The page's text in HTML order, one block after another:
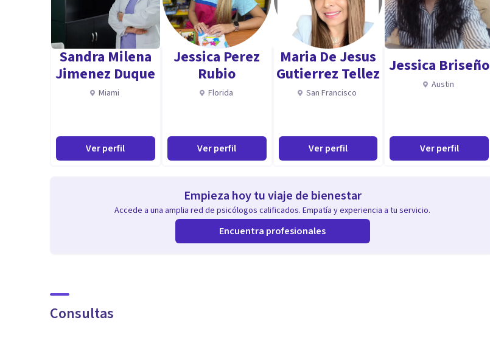
Sandra Milena
Jimenez Duque
Miami
Ver perfil
Jessica Perez
Rubio
Florida
Ver perfil
Maria De Jesus
Gutierrez Tellez
San Francisco
Ver perfil
Jessica Briseño
Austin
Ver perfil
Empieza hoy tu viaje de bienestar
Accede a una amplia red de psicólogos calificados. Empatía y experiencia a tu servicio.
Encuentra profesionales
Consultas